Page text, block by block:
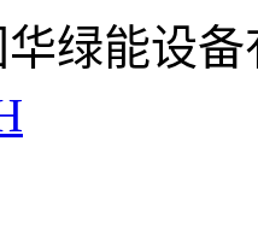
绿能设